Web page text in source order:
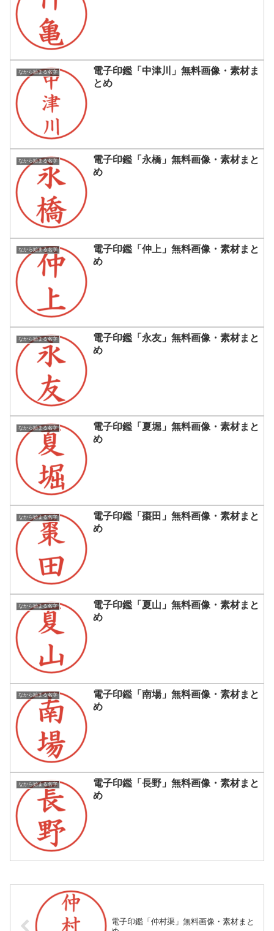
なから始まる名字
電子印鑑「中津川」無料画像・素材ま
とめ
なから始まる名字
電子印鑑「永橋」無料画像・素材まと
め
なから始まる名字
電子印鑑「仲上」無料画像・素材まと
め
なから始まる名字
電子印鑑「永友」無料画像・素材まと
め
なから始まる名字
電子印鑑「夏堀」無料画像・素材まと
め
なから始まる名字
電子印鑑「棗田」無料画像・素材まと
め
なから始まる名字
電子印鑑「夏山」無料画像・素材まと
め
なから始まる名字
電子印鑑「南場」無料画像・素材まと
め
なから始まる名字
電子印鑑「長野」無料画像・素材まと
め
電子印鑑「仲村渠」無料画像・素材まと